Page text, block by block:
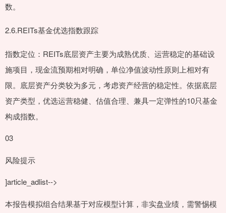
数。
2.6.REITs基金优选指数跟踪
指数定位：REITs底层资产主要为成熟优质、运营稳定的基础设
施项目，现金流预期相对明确，单位净值波动性原则上相对有
限。底层资产分类较为多元，考虑资产经营的稳定性。依据底层
资产类型，优选运营稳健、估值合理、兼具一定弹性的10只基金
构成指数。
03
风险提示
]article_adlist-->
本报告模拟组合结果基于对应模型计算，非实盘业绩，需警惕模